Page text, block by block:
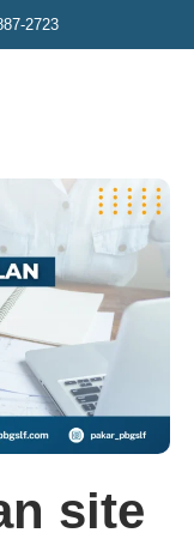
2723
site